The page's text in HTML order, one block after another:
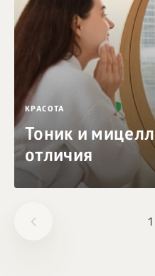
1
КРАСОТА
Тоник и
отличия